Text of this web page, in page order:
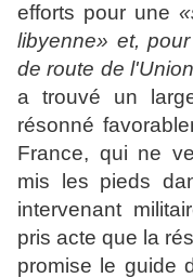
efforts pour une
libyenne» et,
de route de
a trouvé un
résonné
France, qui ne
mis les pieds
intervenant
pris acte que la
promise le guide